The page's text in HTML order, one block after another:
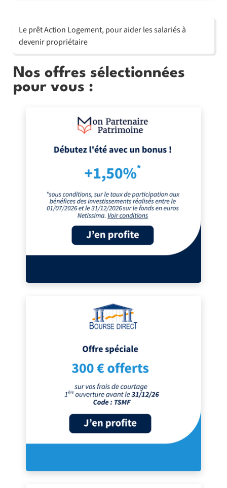
Le prêt Action Logement, pour aider les salariés à
devenir propriétaire
Nos offres sélectionnées
pour vous :